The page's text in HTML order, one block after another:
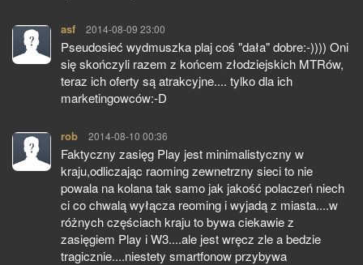
asf pisze:
2014-08-09 23:00
Pseudosieć wydmuszka plaj coś "dała" dobre:-)))) Oni
się skończyli razem z końcem złodziejskich MTRów,
teraz ich oferty są atrakcyjne.... tylko dla ich
marketingowców:-D
rob pisze:
2014-08-10 00:36
Faktyczny zasięg Play jest minimalistyczny w
kraju,odliczając raoming zewnetrzny sieci to nie
powala na kolana tak samo jak jakość polaczeń niech
ci co chwalą wyłącza reoming i wyjadą z miasta....w
różnych częściach kraju to bywa ciekawie z
zasięgiem Play i W3....ale jest wręcz zle a bedzie
tragicznie....niestety smartfonow przybywa